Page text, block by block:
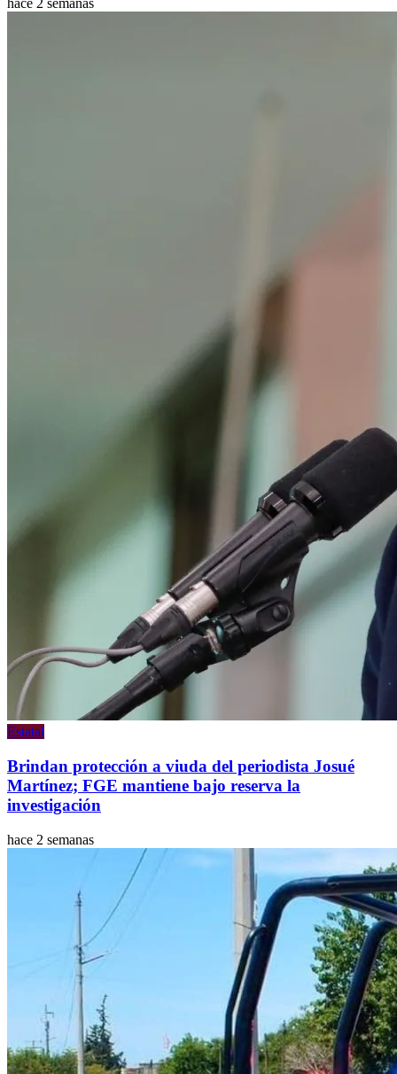
hace 2 semanas
Estatal
Brindan protección a viuda del periodista Josué
Martínez; FGE mantiene bajo reserva la
investigación
hace 2 semanas